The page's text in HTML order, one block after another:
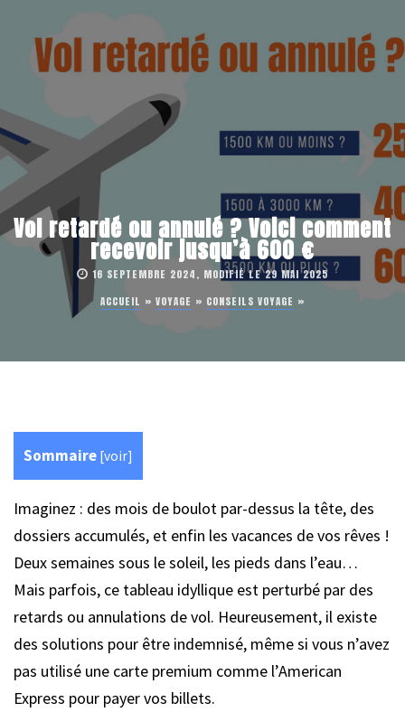
Vol retardé ou annulé ? Voici comment
recevoir jusqu’à 600 €
16 SEPTEMBRE 2024, MODIFIÉ LE 29 MAI 2025
ACCUEIL » VOYAGE » CONSEILS VOYAGE »
Sommaire [voir]
Imaginez : des mois de boulot par-dessus la tête, des
dossiers accumulés, et enfin les vacances de vos rêves !
Deux semaines sous le soleil, les pieds dans l’eau…
Mais parfois, ce tableau idyllique est perturbé par des
retards ou annulations de vol. Heureusement, il existe
des solutions pour être indemnisé, même si vous n’avez
pas utilisé une carte premium comme l’American
Express pour payer vos billets.